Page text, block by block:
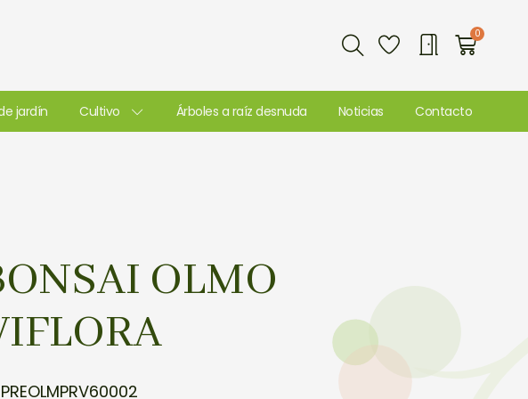
Buscar 0
jardín Cultivo Árboles a raíz desnuda Noticias Contacto
OLMO
PREOLMPRV60002